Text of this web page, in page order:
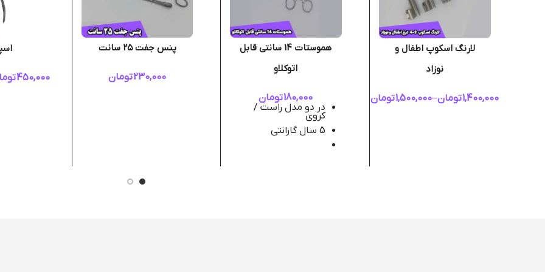
لارنگ اسکوپ اطفال و
نوزاد
1,400,000تومان–
1,500,000تومان
هموستات 14 سانتی قابل
اتوکلاو
180,000تومان
در دو مدل راست /
کروی
5 سال گارانتی
پنس جفت ۲۵ سانت
230,000تومان 450,000